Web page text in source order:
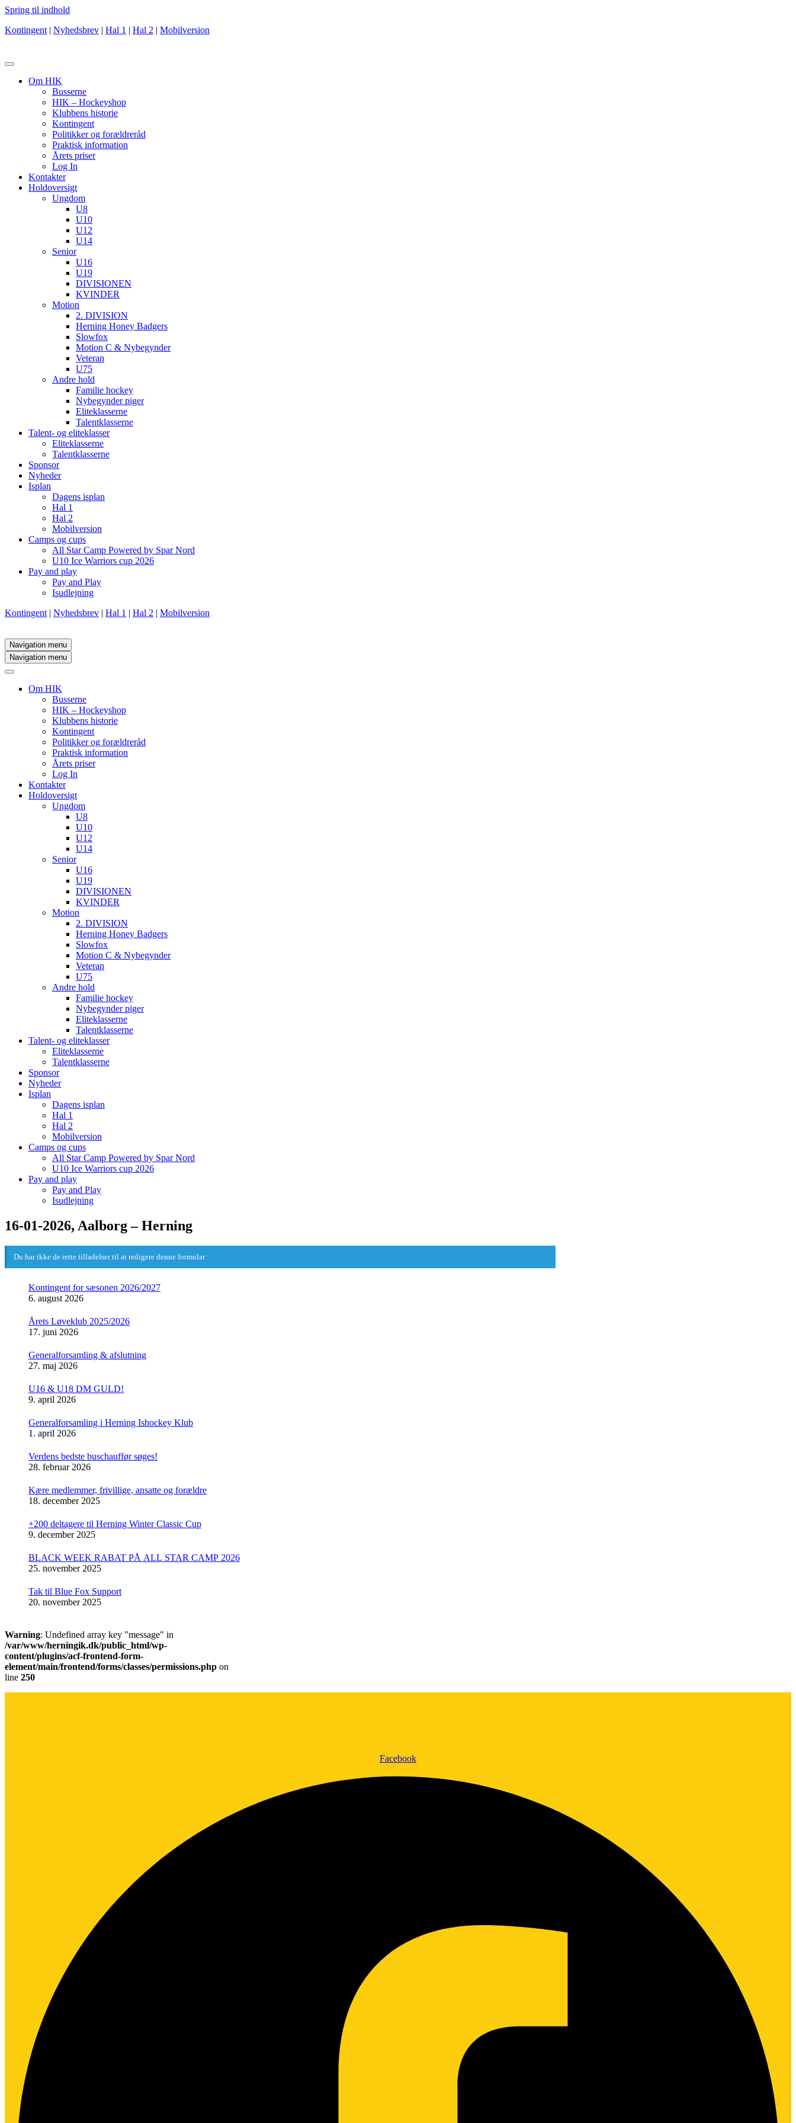
Spring til indhold
Kontingent | Nyhedsbrev | Hal 1 | Hal 2 | Mobilversion
Om HIK
Busserne
HIK – Hockeyshop
Klubbens historie
Kontingent
Politikker og forældreråd
Praktisk information
Årets priser
Log In
Kontakter
Holdoversigt
Ungdom
U8
U10
U12
U14
Senior
U16
U19
DIVISIONEN
KVINDER
Motion
2. DIVISION
Herning Honey Badgers
Slowfox
Motion C & Nybegynder
Veteran
U75
Andre hold
Familie hockey
Nybegynder piger
Eliteklasserne
Talentklasserne
Talent- og eliteklasser
Eliteklasserne
Talentklasserne
Sponsor
Nyheder
Isplan
Dagens isplan
Hal 1
Hal 2
Mobilversion
Camps og cups
All Star Camp Powered by Spar Nord
U10 Ice Warriors cup 2026
Pay and play
Pay and Play
Isudlejning
Kontingent | Nyhedsbrev | Hal 1 | Hal 2 | Mobilversion
Navigation menu
Navigation menu
Om HIK
Busserne
HIK – Hockeyshop
Klubbens historie
Kontingent
Politikker og forældreråd
Praktisk information
Årets priser
Log In
Kontakter
Holdoversigt
Ungdom
U8
U10
U12
U14
Senior
U16
U19
DIVISIONEN
KVINDER
Motion
2. DIVISION
Herning Honey Badgers
Slowfox
Motion C & Nybegynder
Veteran
U75
Andre hold
Familie hockey
Nybegynder piger
Eliteklasserne
Talentklasserne
Talent- og eliteklasser
Eliteklasserne
Talentklasserne
Sponsor
Nyheder
Isplan
Dagens isplan
Hal 1
Hal 2
Mobilversion
Camps og cups
All Star Camp Powered by Spar Nord
U10 Ice Warriors cup 2026
Pay and play
Pay and Play
Isudlejning
16-01-2026, Aalborg – Herning
Du har ikke de rette tilladelser til at redigere denne formular
Kontingent for sæsonen 2026/2027
6. august 2026
Årets Løveklub 2025/2026
17. juni 2026
Generalforsamling & afslutning
27. maj 2026
U16 & U18 DM GULD!
9. april 2026
Generalforsamling i Herning Ishockey Klub
1. april 2026
Verdens bedste buschauffør søges!
28. februar 2026
Kære medlemmer, frivillige, ansatte og forældre
18. december 2025
+200 deltagere til Herning Winter Classic Cup
9. december 2025
BLACK WEEK RABAT PÅ ALL STAR CAMP 2026
25. november 2025
Tak til Blue Fox Support
20. november 2025
Warning: Undefined array key "message" in
/var/www/herningik.dk/public_html/wp-
content/plugins/acf-frontend-form-
element/main/frontend/forms/classes/permissions.php on
line 250
Facebook